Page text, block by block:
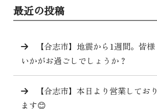
最近の投稿
【合志市】地震から1週間。皆様
いかがお過ごしでしょうか？
【合志市】本日より営業しており
ます😊